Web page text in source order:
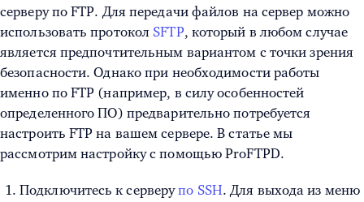
серверу по FTP. Для передачи файлов на сервер можно
использовать протокол SFTP, который в любом случае
является предпочтительным вариантом с точки зрения
безопасности. Однако при необходимости работы
именно по FTP (например, в силу особенностей
определенного ПО) предварительно потребуется
настроить FTP на вашем сервере. В статье мы
рассмотрим настройку с помощью ProFTPD.
Подключитесь к серверупо SSH. Для выхода из меню